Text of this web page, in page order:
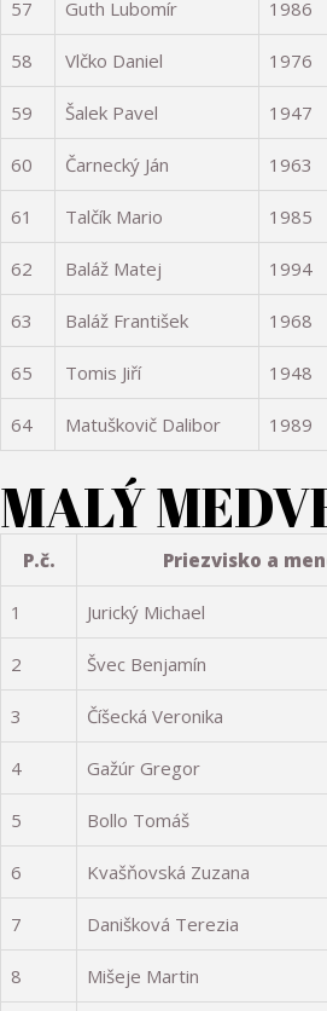
57 Guth Lubomír 1986
58 Vlčko Daniel 1976
59 Šalek Pavel 1947
60 Čarnecký Ján 1963
61 Talčík Mario 1985
62 Baláž Matej 1994
63 Baláž František 1968
65 Tomis Jiří 1948
64 Matuškovič Dalibor 1989
MALÝ
P.č. Priezvisko a
1 Jurický Michael
2 Švec Benjamín
3 Číšecká Veronika
4 Gažúr Gregor
5 Bollo Tomáš
6 Kvašňovská Zuzana
7 Danišková Terezia
8 Mišeje Martin